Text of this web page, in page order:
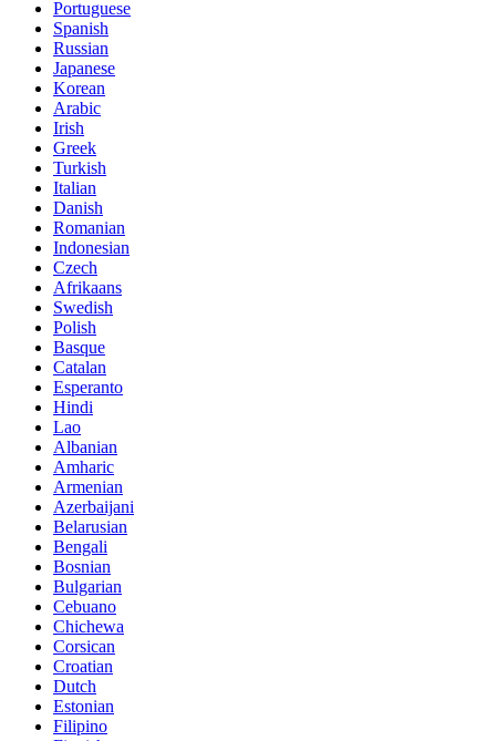
Portuguese
Spanish
Russian
Japanese
Korean
Arabic
Irish
Greek
Turkish
Italian
Danish
Romanian
Indonesian
Czech
Afrikaans
Swedish
Polish
Basque
Catalan
Esperanto
Hindi
Lao
Albanian
Amharic
Armenian
Azerbaijani
Belarusian
Bengali
Bosnian
Bulgarian
Cebuano
Chichewa
Corsican
Croatian
Dutch
Estonian
Filipino